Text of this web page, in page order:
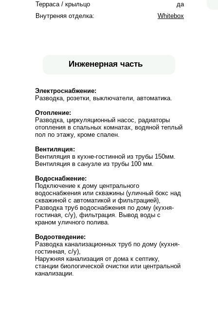
да
Whitebox
Терраса / крыльцо
Внутреняя отделка:
Электроснабжение:
Разводка, розетки, выключатели, автоматика.
Отопление:
Разводка, циркуляционный насос, радиаторы
отопления в спальных комнатах, водяной теплый
пол по этажу, кроме спален.
Вентиляция:
Вентиляция в кухне-гостинной из трубы 150мм.
Вентиляция в санузле из трубы 100 мм.
Водоснабжение:
Подключение к дому центрального
водоснабжения или скважины (уличный бокс над
скважиной с автоматикой и фильтрацией),
Разводка труб водоснабжения по дому (кухня-
гостиная, с/у), фильтрация. Вывод воды с
краном уличного полива.
Водоотведение:
Разводка канализационных труб по дому (кухня-
гостинная, с/у),
Наружняя канализация от дома к септику,
станции биологической очистки или центральной
канализации.
Инженерная часть